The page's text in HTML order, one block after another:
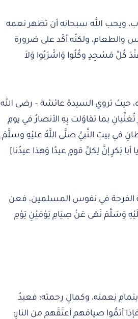
ويحب الله سبحانه أن تظهر نعمه
والطعام، ولكنّه أكّد على ضرورة
عِنْدَ كُلِّ مَسْجِدٍ وكُلُوا وَاشْرَبُوا وَلاَ
حيث تروي السيدة عائشة – رضى الله
بما تقاوَلت بِهِ الأنصارُ في يومِ
في بيتِ النَّبيِّ صلَّى اللَّهُ عليْهِ وسلَّمَ
بَكرٍ إنَّ لِكلِّ قومٍ عيدًا وَهذا عيدُنا]
الفرحة في نفوس المسلمين، فعن
وَسَلَّمَ نَهَى عَنْ صِيَامِ يَوْمَيْنِ يَوْمِ
نِعمته، وكمالِ رحمته؛ فعيدُ
أتمُّوا صيامَهم أعتَقَهم من النارِ؛